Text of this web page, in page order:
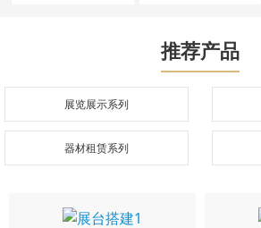
推荐产品
展览展示系列
器材租赁系列